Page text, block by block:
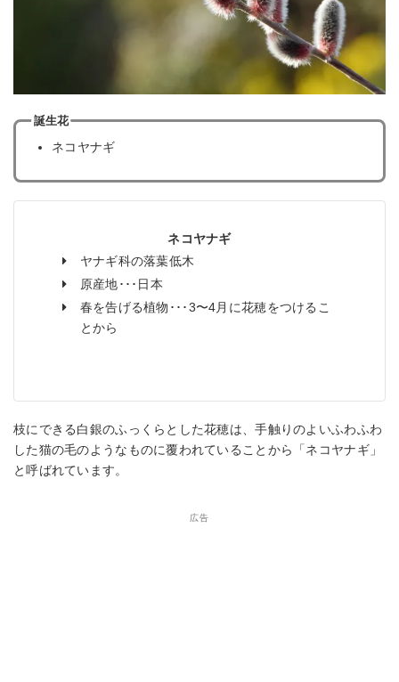
誕生花
ネコヤナギ
ネコヤナギ
ヤナギ科の落葉低木
原産地･･･日本
春を告げる植物･･･3〜4月に花穂をつけるこ
とから
枝にできる白銀のふっくらとした花穂は、手触りのよいふわふわ
した猫の毛のようなものに覆われていることから「ネコヤナギ」
と呼ばれています。
広告